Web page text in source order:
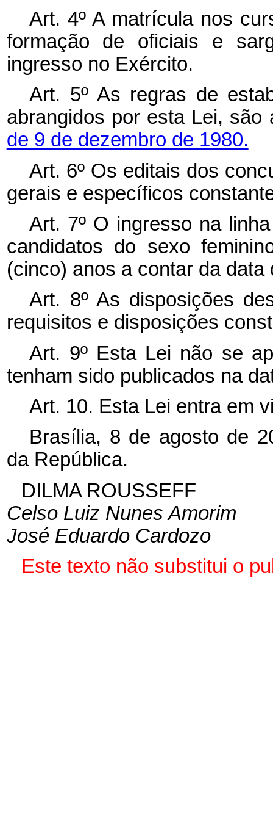
Art. 4º A matrícula nos
formação de oficiais e
ingresso no Exército.
Art. 5º As regras de
abrangidos por esta Lei,
de 9 de dezembro de 1980.
Art. 6º Os editais dos
gerais e específicos
Art. 7º O ingresso na
candidatos do sexo
(cinco) anos a contar da
Art. 8º As disposições
requisitos e disposições
Art. 9º Esta Lei não se
tenham sido publicados na
Art. 10. Esta Lei entra em
Brasília, 8 de agosto de
da República.
DILMA ROUSSEFF
Celso Luiz Nunes Amorim
José Eduardo Cardozo
Este texto não substitui o